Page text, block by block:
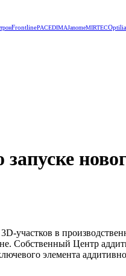
FrontlineРАСЕDIMAJanomeMIRTECOptilia
участков в
Собственный Центр
элемента